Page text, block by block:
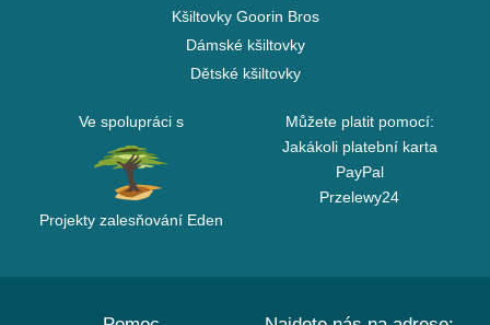
Kšiltovky Goorin Bros
Dámské kšiltovky
Dětské kšiltovky
Ve spolupráci s
Projekty zalesňování Eden
Můžete platit pomocí:
Jakákoli platební karta
PayPal
Przelewy24